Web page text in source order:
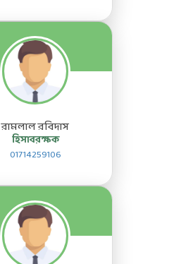
রামলাল রবিদাস
হিসাবরক্ষক
01714259106